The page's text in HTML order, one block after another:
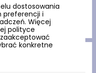
(Szlak
dostosowania
preferencji i
Więcej
polityce
konkretne